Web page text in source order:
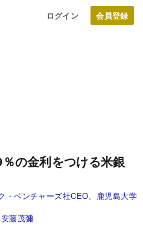
ログイン
の金利をつける米銀
・ベンチャーズ社CEO、鹿児島大学
藤茂彌